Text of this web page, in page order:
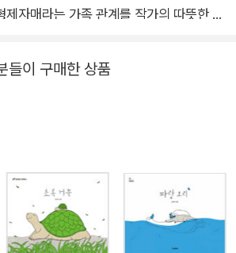
제자매라는 가족 관계를 작가의 따뜻한 시
시작되었습니다. 가족에 관한 따뜻한 시선
림책이 양육자(부모)에 관한 이야기였다
에서 함께 성장하는 또래 구성원에 관한 이
. 커다란 나무에 첫째, 둘째, 셋째 코알라가
들처럼 함께 놀며 즐거운 시간을 보내기도
어나면 싸우기도 하고 토라지기도 합니다.
의 티격태격은 불편하기만 한 데, 사과하
들이 구매한 상품